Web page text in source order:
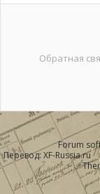
Обратная
Forum
Перевод: XF-Russia.ru